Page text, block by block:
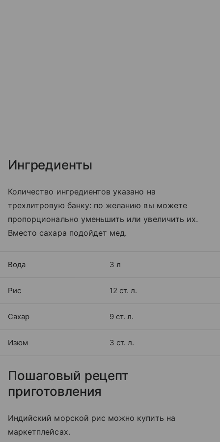
Ингредиенты
Количество ингредиентов указано на
трехлитровую банку: по желанию вы можете
пропорционально уменьшить или увеличить их.
Вместо сахара подойдет мед.
Вода 3 л
Рис 12 ст. л.
Сахар 9 ст. л.
Изюм 3 ст. л.
Пошаговый рецепт
приготовления
Индийский морской рис можно купить на
маркетплейсах.